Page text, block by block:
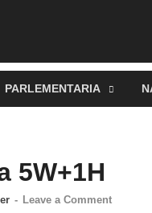
PARLEMENTARIA
5W+1H
- Leave a Comment